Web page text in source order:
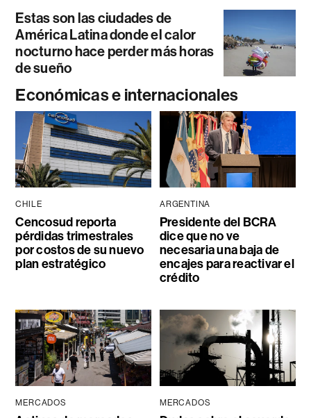
Estas son las ciudades de
América Latina donde el calor
nocturno hace perder más horas
de sueño
Económicas e internacionales
CHILE
Cencosud reporta
pérdidas trimestrales
por costos de su nuevo
plan estratégico
ARGENTINA
Presidente del BCRA
dice que no ve
necesaria una baja de
encajes para reactivar el
crédito
MERCADOS MERCADOS